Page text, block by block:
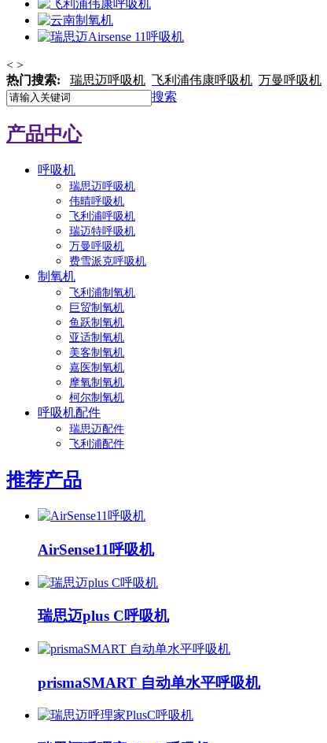
< >
热门搜索:
瑞思迈呼吸机 飞利浦伟康呼吸机 万曼呼吸机
搜索
产品中心
呼吸机
瑞思迈呼吸机
伟晴呼吸机
飞利浦呼吸机
瑞迈特呼吸机
万曼呼吸机
费雪派克呼吸机
制氧机
飞利浦制氧机
巨贸制氧机
鱼跃制氧机
亚适制氧机
美客制氧机
嘉医制氧机
摩氧制氧机
柯尔制氧机
呼吸机配件
瑞思迈配件
飞利浦配件
推荐产品
AirSense11呼吸机
瑞思迈plus C呼吸机
prismaSMART 自动单水平呼吸机